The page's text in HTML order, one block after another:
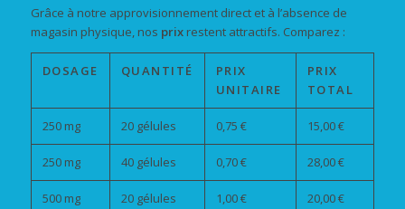
Grâce à notre approvisionnement direct et à l’absence de
magasin physique, nos prixrestent attractifs. Comparez :
DOSAGE QUANTITÉ
PRIX
UNITAIRE
PRIX
TOTAL
250 mg 20 gélules 0,75 € 15,00 €
250 mg 40 gélules 0,70 € 28,00 €
500 mg 20 gélules 1,00 € 20,00 €